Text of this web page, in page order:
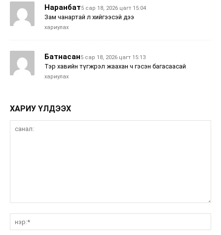
Наранбат5 сар 18, 2026 цагт 15:04
Зам чанартай л хийгээсэй дээ
хариулах
Батнасан5 сар 18, 2026 цагт 15:13
Тэр хавийн түгжрэл жаахан ч гэсэн багасаасай
хариулах
ХАРИУ ҮЛДЭЭХ